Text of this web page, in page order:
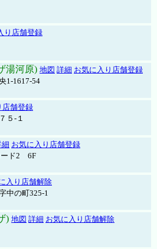
り店舗登録
湯河原) 地図 詳細 お気に入り店舗登録
1-1617-54
店舗登録
５-１
細 お気に入り店舗登録
ード2 6F
入り店舗解除
中の町325-1
) 地図 詳細 お気に入り店舗解除